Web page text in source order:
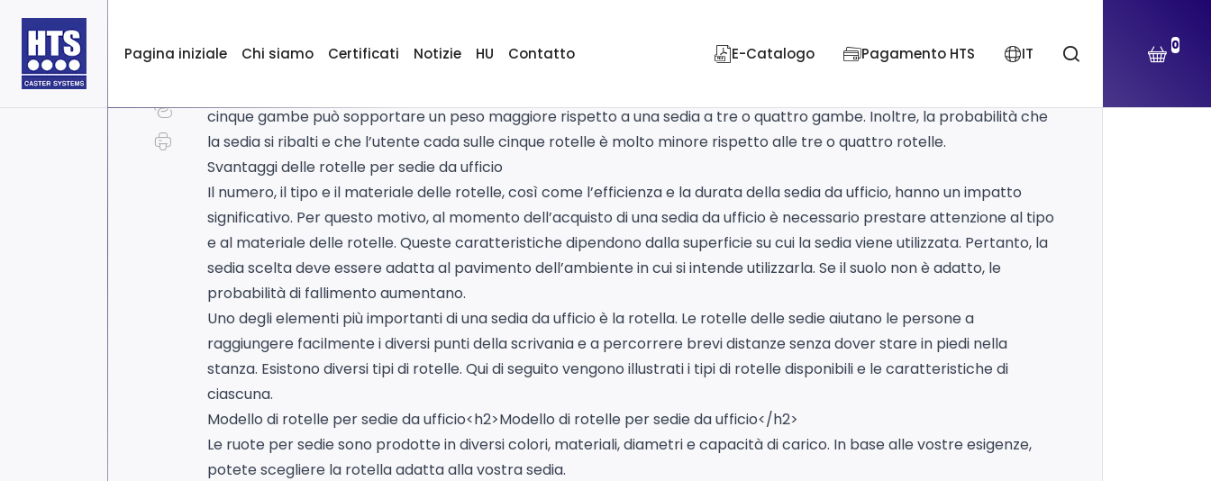
Pagina iniziale Chi siamo Certificati Notizie HU Contatto E-Catalogo Pagamento HTS IT 0
La mobilità è una caratteristica importante delle sedie per ufficio. In pratica si producono sedie per ufficio con cinque
cinque gambe può sopportare un peso maggiore rispetto a una sedia a tre o quattro gambe. Inoltre, la probabilità che
la sedia si ribalti e che l’utente cada sulle cinque rotelle è molto minore rispetto alle tre o quattro rotelle.
Svantaggi delle rotelle per sedie da ufficio
Il numero, il tipo e il materiale delle rotelle, così come l’efficienza e la durata della sedia da ufficio, hanno un impatto
significativo. Per questo motivo, al momento dell’acquisto di una sedia da ufficio è necessario prestare attenzione al tipo
e al materiale delle rotelle. Queste caratteristiche dipendono dalla superficie su cui la sedia viene utilizzata. Pertanto, la
sedia scelta deve essere adatta al pavimento dell’ambiente in cui si intende utilizzarla. Se il suolo non è adatto, le
probabilità di fallimento aumentano.
Uno degli elementi più importanti di una sedia da ufficio è la rotella. Le rotelle delle sedie aiutano le persone a
raggiungere facilmente i diversi punti della scrivania e a percorrere brevi distanze senza dover stare in piedi nella
stanza. Esistono diversi tipi di rotelle. Qui di seguito vengono illustrati i tipi di rotelle disponibili e le caratteristiche di
ciascuna.
Modello di rotelle per sedie da ufficio<h2>Modello di rotelle per sedie da ufficio</h2>
Le ruote per sedie sono prodotte in diversi colori, materiali, diametri e capacità di carico. In base alle vostre esigenze,
potete scegliere la rotella adatta alla vostra sedia.